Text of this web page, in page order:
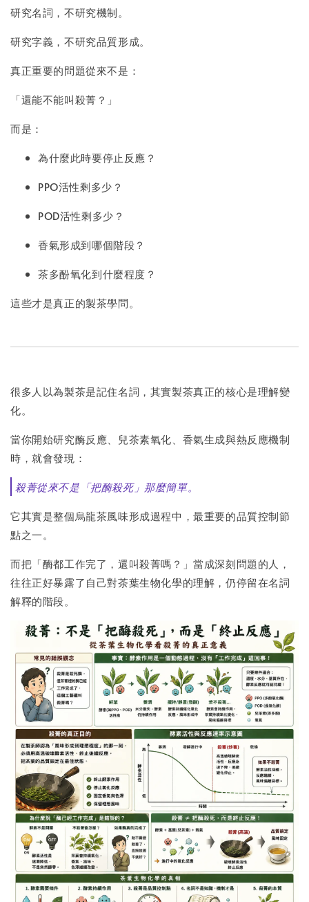
研究名詞，不研究機制。
研究字義，不研究品質形成。
真正重要的問題從來不是：
「還能不能叫殺菁？」
而是：
為什麼此時要停止反應？
PPO活性剩多少？
POD活性剩多少？
香氣形成到哪個階段？
茶多酚氧化到什麼程度？
這些才是真正的製茶學問。
很多人以為製茶是記住名詞，其實製茶真正的核心是理解變
化。
當你開始研究酶反應、兒茶素氧化、香氣生成與熱反應機制
時，就會發現：
殺菁從來不是「把酶殺死」那麼簡單。
它其實是整個烏龍茶風味形成過程中，最重要的品質控制節
點之一。
而把「酶都工作完了，還叫殺菁嗎？」當成深刻問題的人，
往往正好暴露了自己對茶葉生物化學的理解，仍停留在名詞
解釋的階段。